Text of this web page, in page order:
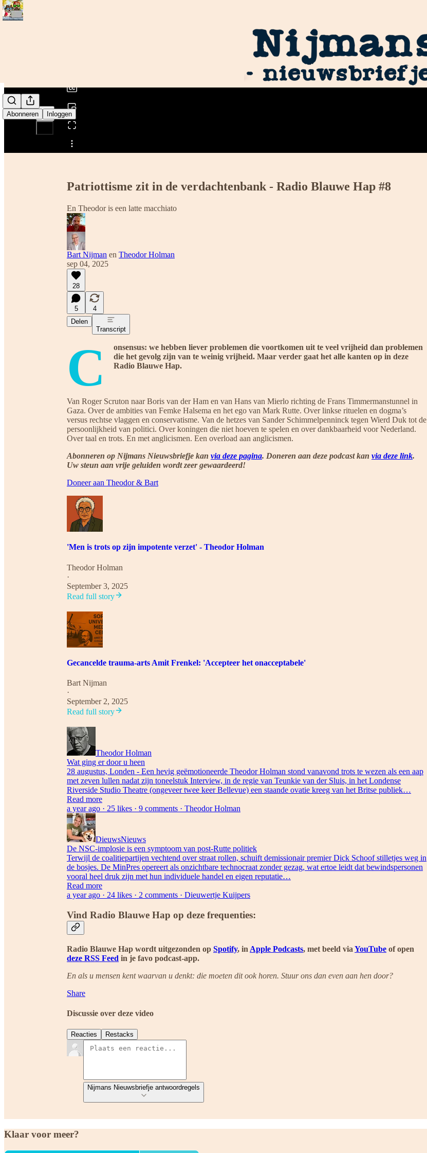
Abonneren Inloggen
Delen van0:00
Patriottisme zit in de verdachtenbank - Radio Blauwe Hap #8
En Theodor is een latte macchiato
Bart Nijman en Theodor Holman
sep 04, 2025
28
5
4
Delen
Transcript
C
onsensus: we hebben liever problemen die voortkomen uit te veel vrijheid dan problemen
die het gevolg zijn van te weinig vrijheid. Maar verder gaat het alle kanten op in deze
Radio Blauwe Hap.
Van Roger Scruton naar Boris van der Ham en van Hans van Mierlo richting de Frans Timmermanstunnel in
Gaza. Over de ambities van Femke Halsema en het ego van Mark Rutte. Over linkse rituelen en dogma’s
versus rechtse vlaggen en conservatisme. Van de hetzes van Sander Schimmelpenninck tegen Wierd Duk tot de
persoonlijkheid van politici. Over koningen die niet hoeven te spelen en over dankbaarheid voor Nederland.
Over taal en trots. En met anglicismen. Een overload aan anglicismen.
Abonneren op Nijmans Nieuwsbriefje kan via deze pagina. Doneren aan deze podcast kan via deze link.
Uw steun aan vrije geluiden wordt zeer gewaardeerd!
Doneer aan Theodor & Bart
'Men is trots op zijn impotente verzet' - Theodor Holman
Theodor Holman
·
September 3, 2025
Read full story
Gecancelde trauma-arts Amit Frenkel: 'Accepteer het onacceptabele'
Bart Nijman
·
September 2, 2025
Read full story
Theodor Holman
Wat ging er door u heen
28 augustus, Londen - Een hevig geëmotioneerde Theodor Holman stond vanavond trots te wezen als een aap
met zeven lullen nadat zijn toneelstuk Interview, in de regie van Teunkie van der Sluis, in het Londense
Riverside Studio Theatre (ongeveer twee keer Bellevue) een staande ovatie kreeg van het Britse publiek…
Read more
a year ago · 25 likes · 9 comments · Theodor Holman
DieuwsNieuws
De NSC-implosie is een symptoom van post-Rutte politiek
Terwijl de coalitiepartijen vechtend over straat rollen, schuift demissionair premier Dick Schoof stilletjes weg in
de bosjes. De MinPres opereert als onzichtbare technocraat zonder gezag, wat ertoe leidt dat bewindspersonen
vooral heel druk zijn met hun individuele handel en eigen reputatie…
Read more
a year ago · 24 likes · 2 comments · Dieuwertje Kuijpers
Vind Radio Blauwe Hap op deze frequenties:
Radio Blauwe Hap wordt uitgezonden op Spotify, in Apple Podcasts, met beeld via YouTube of open
deze RSS Feed in je favo podcast-app.
En als u mensen kent waarvan u denkt: die moeten dit ook horen. Stuur ons dan even aan hen door?
Share
Discussie over deze video
Reacties Restacks
Nijmans Nieuwsbriefje antwoordregels
Klaar voor meer?